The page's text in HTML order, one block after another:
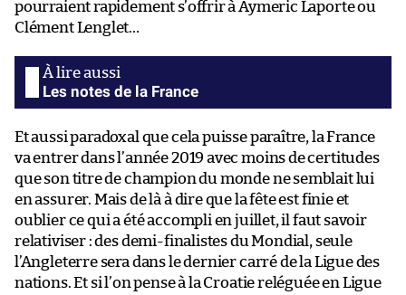
pourraient rapidement s’offrir à Aymeric Laporte ou
Clément Lenglet…
Les notes de la France
Et aussi paradoxal que cela puisse paraître, la France
va entrer dans l’année 2019 avec moins de certitudes
que son titre de champion du monde ne semblait lui
en assurer. Mais de là à dire que la fête est finie et
oublier ce qui a été accompli en juillet, il faut savoir
relativiser : des demi-finalistes du Mondial, seule
l’Angleterre sera dans le dernier carré de la Ligue des
nations. Et si l’on pense à la Croatie reléguée en Ligue